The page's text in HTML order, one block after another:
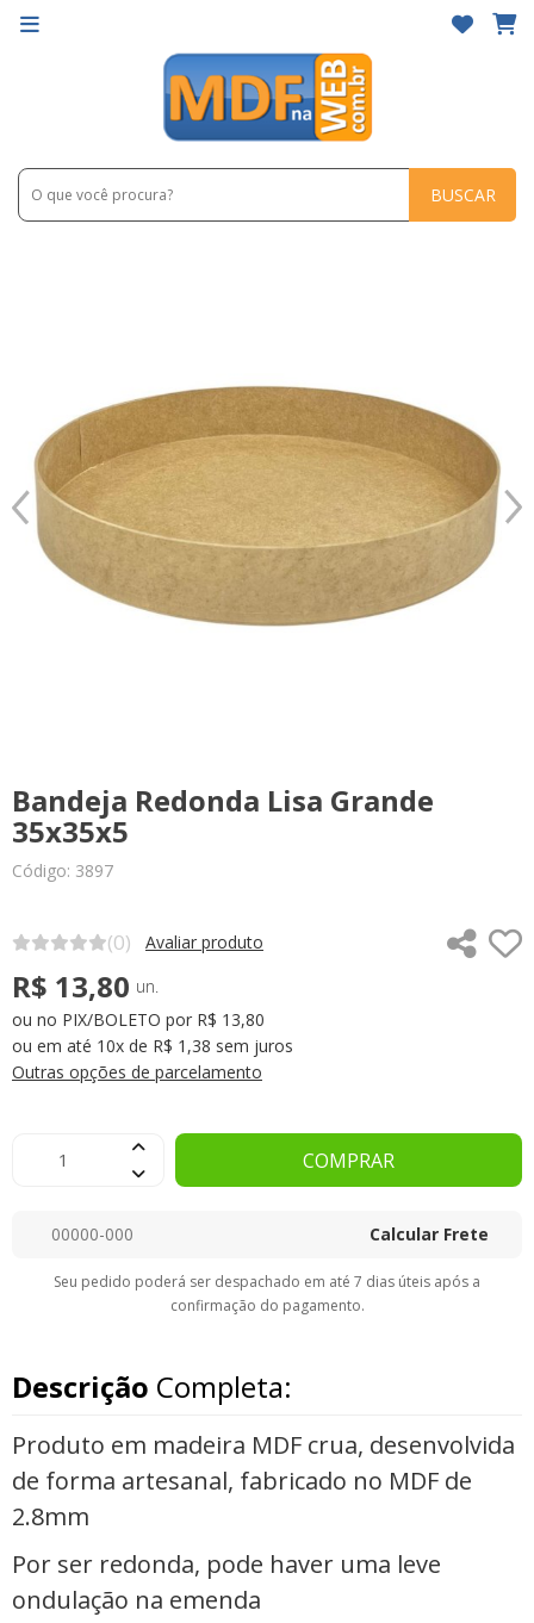
BUSCAR
Bandeja Redonda Lisa Grande
35x35x5
Código: 3897
(0) Avaliar produto
R$ 13,80 un.
ou no PIX/BOLETO por R$ 13,80
ou em até 10x de R$ 1,38 sem juros
Outras opções de parcelamento
COMPRAR
Calcular Frete
Seu pedido poderá ser despachado em até 7 dias úteis após a
confirmação do pagamento.
Descrição Completa:
Produto em madeira MDF crua, desenvolvida
de forma artesanal, fabricado no MDF de
2.8mm
Por ser redonda, pode haver uma leve
ondulação na emenda